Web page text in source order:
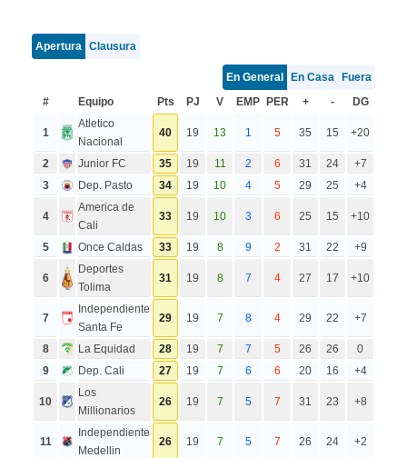
Apertura Clausura
En General En Casa
Fuera
#
Equipo Pts PJ V EMP PER + - DG
1
Atletico
Nacional
40 19 13 1 5 35 15 +20
2 Junior FC 35 19 11 2 6 31 24
+7
3
Dep. Pasto 34 19 10 4 5 29 25 +4
4
America de
Cali
33 19 10 3 6 25 15 +10
5 Once Caldas 33 19 8 9 2 31 22 +9
6
Deportes
Tolima
31 19 8 7 4 27 17 +10
7
Independiente
Santa Fe
29 19 7 8 4 29 22 +7
8 La Equidad 28 19 7 7 5 26 26
0
9
Dep. Cali 27 19 7 6 6 20 16 +4
10
Los
Millionarios
26 19 7 5 7 31 23 +8
11
Independiente
Medellin
26 19 7 5 7 26 24 +2